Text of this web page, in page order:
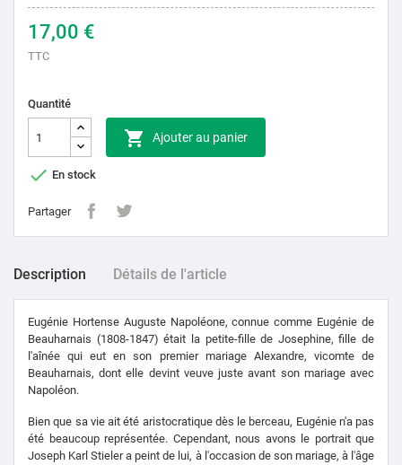
17,00 €
TTC
Quantité
 Ajouter au panier
 En stock
Partager
Description Détails de l'article
Eugénie Hortense Auguste Napoléone, connue comme Eugénie de
Beauharnais (1808-1847) était la petite-fille de Josephine, fille de
l'aînée qui eut en son premier mariage Alexandre, vicomte de
Beauharnais, dont elle devint veuve juste avant son mariage avec
Napoléon.
Bien que sa vie ait été aristocratique dès le berceau, Eugénie n'a pas
été beaucoup représentée. Cependant, nous avons le portrait que
Joseph Karl Stieler a peint de lui, à l'occasion de son mariage, à l'âge